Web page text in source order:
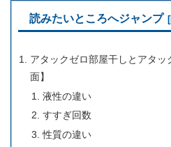
読みたいところへジャンプ
アタックゼロ部屋干しとアタ
面】
液性の違い
すすぎ回数
性質の違い